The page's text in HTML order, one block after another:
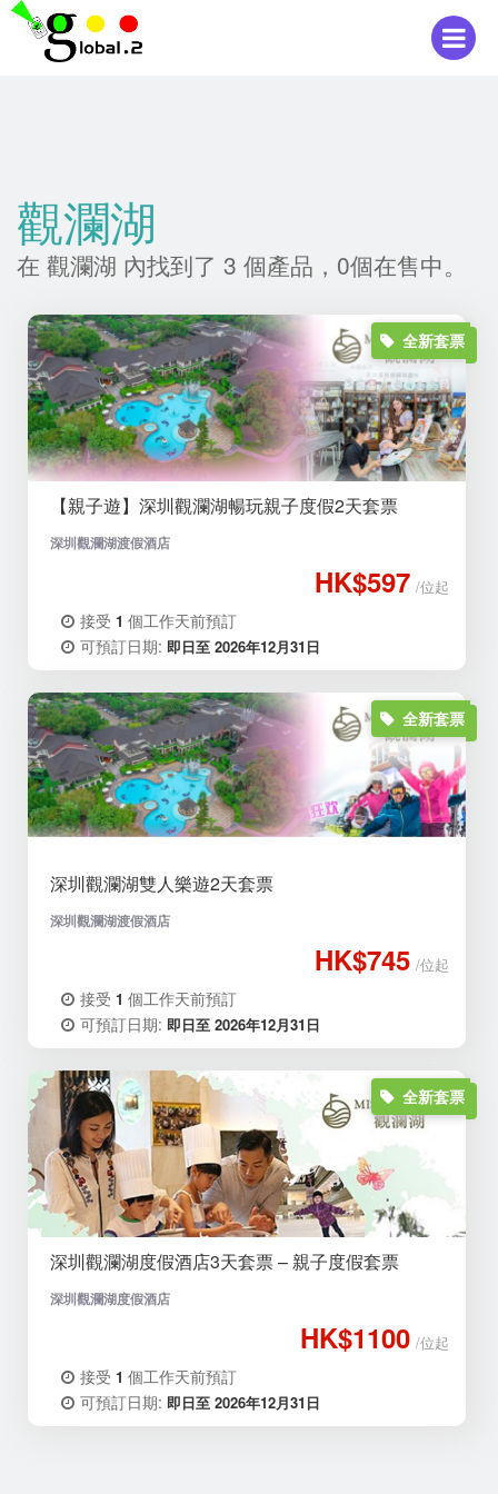
觀瀾湖
在 觀瀾湖 內找到了 3 個產品，0個在售中。
【親子遊】深圳觀瀾湖暢玩親子度假2天套票
深圳觀瀾湖渡假酒店
全新套票
HK$597 /位起
接受 1 個工作天前預訂
可預訂日期: 即日至 2026年12月31日
深圳觀瀾湖雙人樂遊2天套票
深圳觀瀾湖渡假酒店
全新套票
HK$745 /位起
接受 1 個工作天前預訂
可預訂日期: 即日至 2026年12月31日
深圳觀瀾湖度假酒店3天套票 – 親子度假套票
深圳觀瀾湖度假酒店
全新套票
HK$1100 /位起
接受 1 個工作天前預訂
可預訂日期: 即日至 2026年12月31日